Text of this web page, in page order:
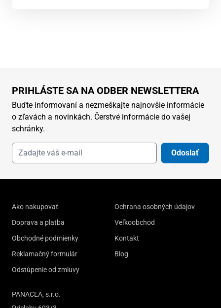
PRIHLÁSTE SA NA ODBER NEWSLETTERA
Buďte informovaní a nezmeškajte najnovšie informácie
o zľavách a novinkách. Čerstvé informácie do vašej
schránky.
Odoslať
Ako nakupovať
Doprava a platba
Obchodné podmienky
Reklamačný formulár
Odstúpenie od zmluvy
Ochrana osobných údajov
Veľkoobchod
Kontakt
Blog
PANACEA, s.r.o.